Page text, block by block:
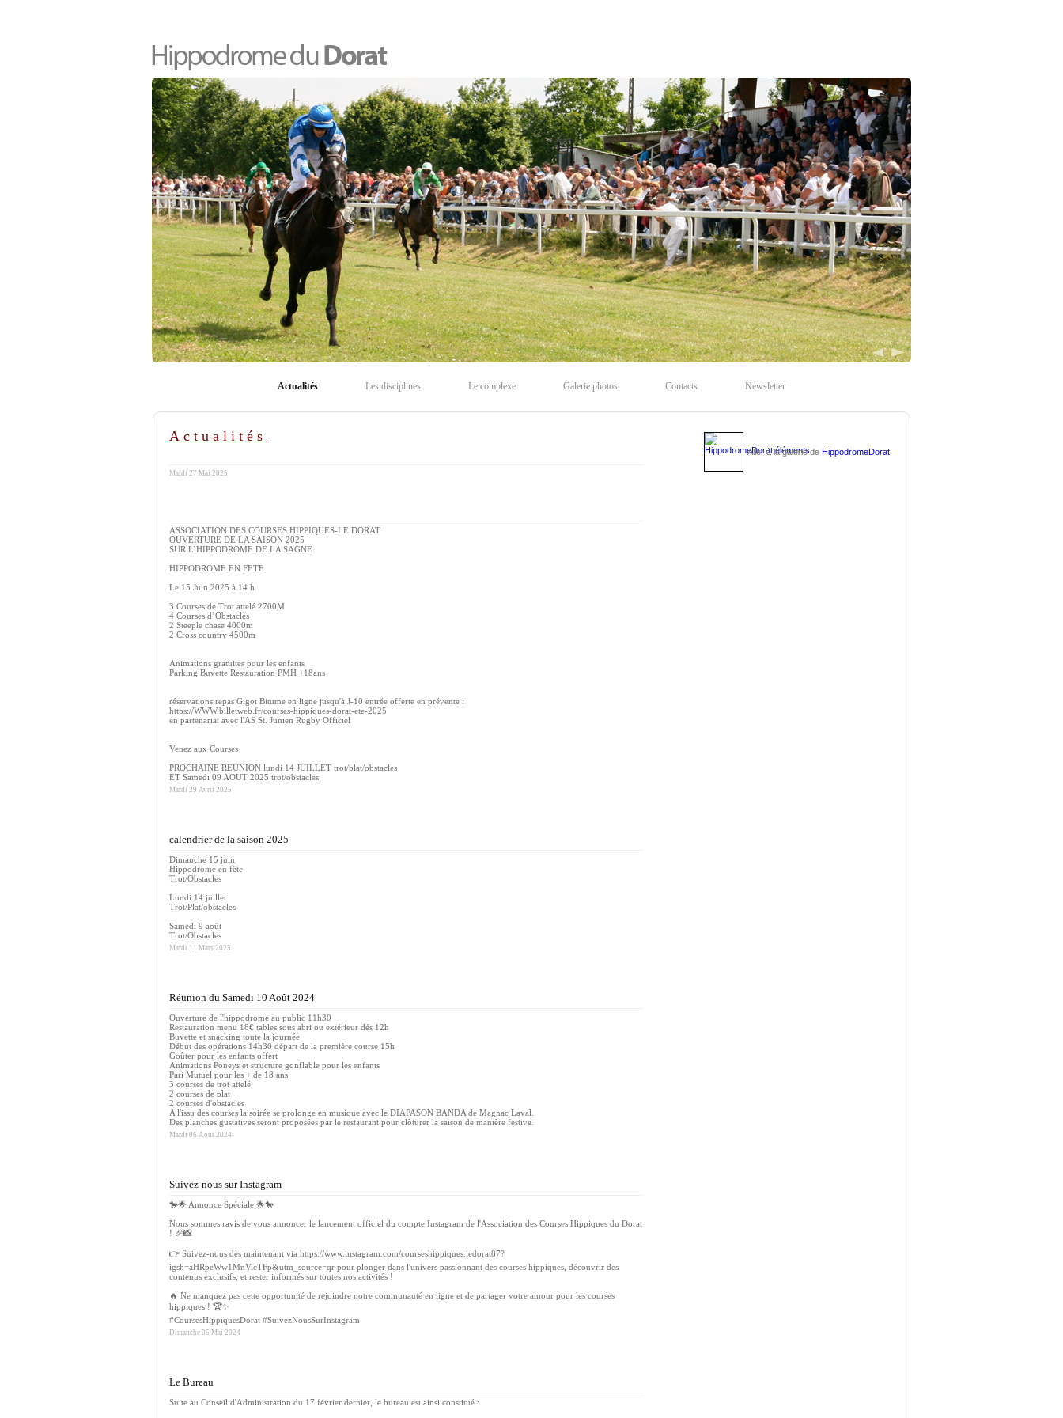
Actualités Les disciplines Le complexe Galerie photos Contacts Newsletter
Actualités
Mardi 27 Mai 2025
ASSOCIATION DES COURSES HIPPIQUES-LE DORAT
OUVERTURE DE LA SAISON 2025
SUR L’HIPPODROME DE LA SAGNE
HIPPODROME EN FETE
Le 15 Juin 2025 à 14 h
3 Courses de Trot attelé 2700M
4 Courses d’Obstacles
2 Steeple chase 4000m
2 Cross country 4500m
Animations gratuites pour les enfants
Parking Buvette Restauration PMH +18ans
réservations repas Gigot Bitume en ligne jusqu'à J-10 entrée offerte en prévente :
https://WWW.billetweb.fr/courses-hippiques-dorat-ete-2025
en partenariat avec l'AS St. Junien Rugby Officiel
Venez aux Courses
PROCHAINE REUNION lundi 14 JUILLET trot/plat/obstacles
ET Samedi 09 AOUT 2025 trot/obstacles
Mardi 29 Avril 2025
calendrier de la saison 2025
Dimanche 15 juin
Hippodrome en fête
Trot/Obstacles
Lundi 14 juillet
Trot/Plat/obstacles
Samedi 9 août
Trot/Obstacles
Mardi 11 Mars 2025
Réunion du Samedi 10 Août 2024
Ouverture de l'hippodrome au public 11h30
Restauration menu 18€ tables sous abri ou extérieur dés 12h
Buvette et snacking toute la journée
Début des opérations 14h30 départ de la première course 15h
Goûter pour les enfants offert
Animations Poneys et structure gonflable pour les enfants
Pari Mutuel pour les + de 18 ans
3 courses de trot attelé
2 courses de plat
2 courses d'obstacles
A l'issu des courses la soirée se prolonge en musique avec le DIAPASON BANDA de Magnac Laval.
Des planches gustatives seront proposées par le restaurant pour clôturer la saison de manière festive.
Mardi 06 Aout 2024
Suivez-nous sur Instagram
🐎🌟 Annonce Spéciale 🌟🐎
Nous sommes ravis de vous annoncer le lancement officiel du compte Instagram de l'Association des Courses Hippiques du Dorat
! 🎉📸
👉 Suivez-nous dès maintenant via https://www.instagram.com/courseshippiques.ledorat87?
igsh=aHRpeWw1MnVicTFp&utm_source=qr pour plonger dans l'univers passionnant des courses hippiques, découvrir des
contenus exclusifs, et rester informés sur toutes nos activités !
🔥 Ne manquez pas cette opportunité de rejoindre notre communauté en ligne et de partager votre amour pour les courses
hippiques ! 🏆✨
#CoursesHippiquesDorat #SuivezNousSurInstagram
Dimanche 05 Mai 2024
Le Bureau
Suite au Conseil d'Administration du 17 février dernier, le bureau est ainsi constitué :
Aller à la galerie de HippodromeDorat